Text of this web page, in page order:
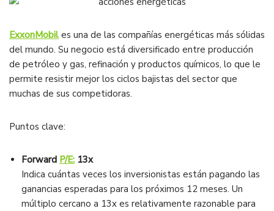
ExxonMobil es una de las compañías energéticas más sólidas
del mundo. Su negocio está diversificado entre producción
de petróleo y gas, refinación y productos químicos, lo que le
permite resistir mejor los ciclos bajistas del sector que
muchas de sus competidoras.
Puntos clave:
Forward P/E: 13x
Indica cuántas veces los inversionistas están pagando las
ganancias esperadas para los próximos 12 meses. Un
múltiplo cercano a 13x es relativamente razonable para